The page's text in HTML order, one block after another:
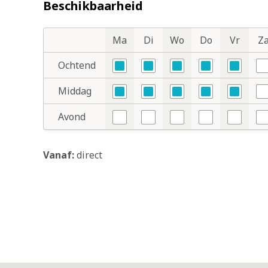
Beschikbaarheid
DagdelenMa Di Wo Do Vr Za
Ochtend
Ja
Ja Ja Ja Ja
Middag
Ja
Ja Ja Ja Ja
Avond
Nee
Nee Nee Nee Nee
Vanaf:direct